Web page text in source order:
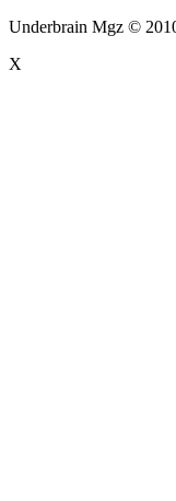
Underbrain Mgz ©
X